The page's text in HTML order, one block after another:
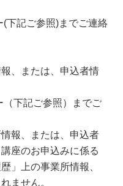
(下記ご参照)までご連絡
、または、申込者情
（下記ご参照）までご
報、または、申込者
座のお申込みに係る
」上の事業所情報、
ません。